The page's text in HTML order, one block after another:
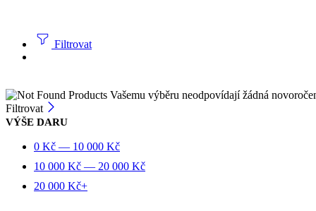
Filtrovat
Vašemu výběru neodpovídají žádná
Filtrovat
VÝŠE DARU
0 Kč — 10 000 Kč
10 000 Kč — 20 000 Kč
20 000 Kč+